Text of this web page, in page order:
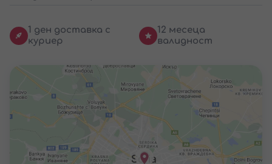
1 ден доставка с
куриер
12 месеца
валидност